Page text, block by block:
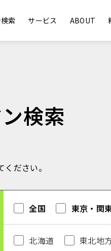
索 サービス ABOUT
検索
ださい。
全国 東京・関
北海道 東北地